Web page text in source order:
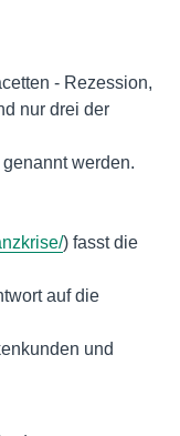
- Rezession,
nur drei der
werden.
) fasst die
auf die
und